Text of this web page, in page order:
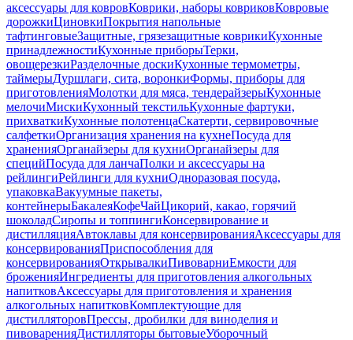
аксессуары для ковровКоврики, наборы ковриковКовровые
дорожкиЦиновкиПокрытия напольные
тафтинговыеЗащитные, грязезащитные коврикиКухонные
принадлежностиКухонные приборыТерки,
овощерезкиРазделочные доскиКухонные термометры,
таймерыДуршлаги, сита, воронкиФормы, приборы для
приготовленияМолотки для мяса, тендерайзерыКухонные
мелочиМискиКухонный текстильКухонные фартуки,
прихваткиКухонные полотенцаСкатерти, сервировочные
салфеткиОрганизация хранения на кухнеПосуда для
храненияОрганайзеры для кухниОрганайзеры для
специйПосуда для ланчаПолки и аксессуары на
рейлингиРейлинги для кухниОдноразовая посуда,
упаковкаВакуумные пакеты,
контейнерыБакалеяКофеЧайЦикорий, какао, горячий
шоколадСиропы и топпингиКонсервирование и
дистилляцияАвтоклавы для консервированияАксессуары для
консервированияПриспособления для
консервированияОткрывалкиПивоварниЕмкости для
броженияИнгредиенты для приготовления алкогольных
напитковАксессуары для приготовления и хранения
алкогольных напитковКомплектующие для
дистилляторовПрессы, дробилки для виноделия и
пивоваренияДистилляторы бытовыеУборочный